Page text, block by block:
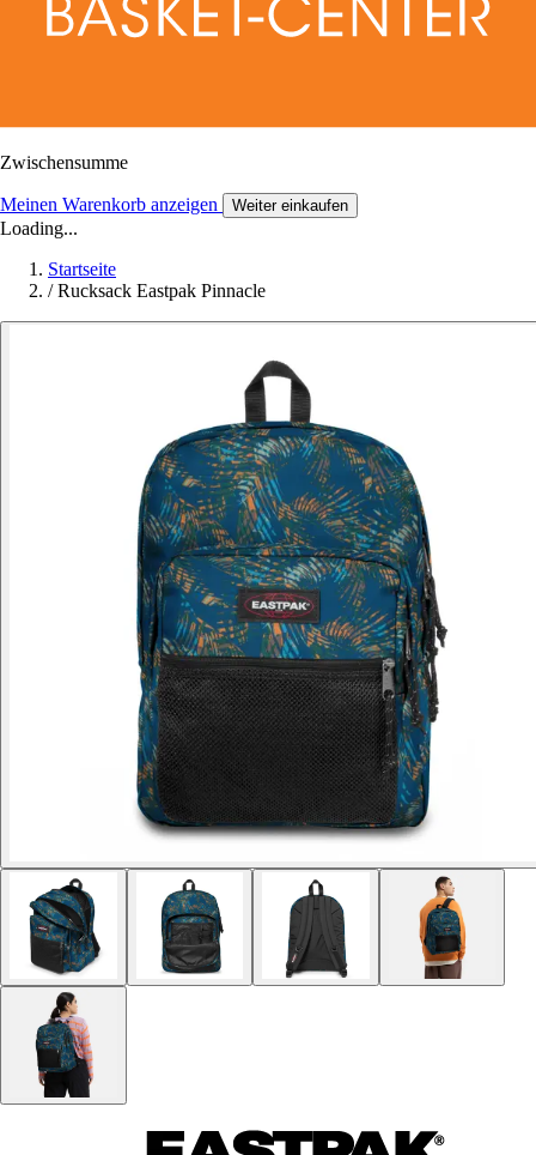
Zwischensumme
Meinen Warenkorb anzeigen Weiter einkaufen
Loading...
Startseite
/ Rucksack Eastpak Pinnacle